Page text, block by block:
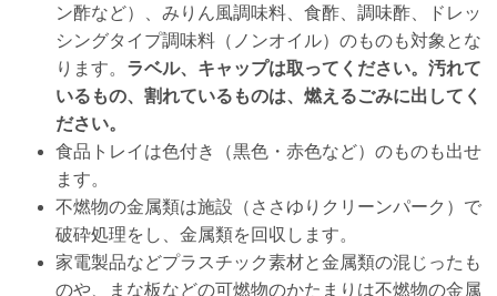
ン酢など）、みりん風調味料、食酢、調味酢、ドレッ
シングタイプ調味料（ノンオイル）のものも対象とな
ります。 ラベル、キャップは取ってください。汚れて
いるもの、割れているものは、燃えるごみに出してく
ださい。
食品トレイは色付き（黒色・赤色など）のものも出せ
ます。
不燃物の金属類は施設（ささゆりクリーンパーク）で
破砕処理をし、金属類を回収します。
家電製品などプラスチック素材と金属類の混じったも
のや、まな板などの可燃物のかたまりは不燃物の金属